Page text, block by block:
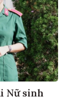
Nữ sinh